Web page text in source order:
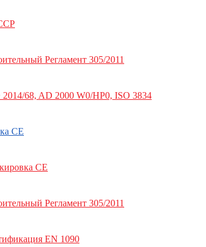
Регламент 305/2011
2014/68, AD 2000 W0/HP0, ISO 3834
СЕ
СЕ
Регламент 305/2011
EN 1090